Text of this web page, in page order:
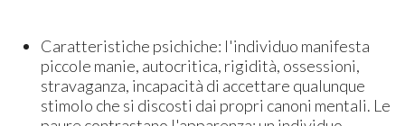
Caratteristiche psichiche: l'individuo manifesta
piccole manie, autocritica, rigidità, ossessioni,
stravaganza, incapacità di accettare qualunque
stimolo che si discosti dai propri canoni mentali. Le